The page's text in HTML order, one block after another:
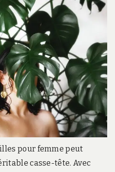
pour femme peut
casse-tête. Avec